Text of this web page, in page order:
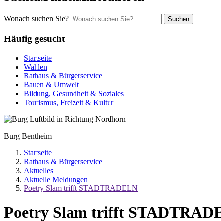
Wonach suchen Sie? Suchen
Häufig gesucht
Startseite
Wahlen
Rathaus & Bürgerservice
Bauen & Umwelt
Bildung, Gesundheit & Soziales
Tourismus, Freizeit & Kultur
Burg Bentheim
Startseite
Rathaus & Bürgerservice
Aktuelles
Aktuelle Meldungen
Poetry Slam trifft STADTRADELN
Poetry Slam trifft